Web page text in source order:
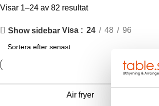
Visar 1–24 av 82 resultat
Show sidebar Visa 24 48 96
Air fryer